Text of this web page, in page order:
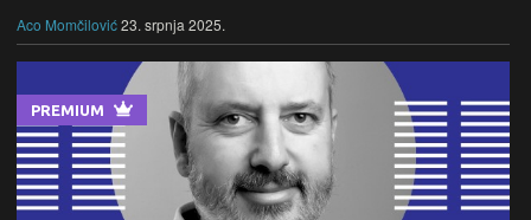
Aco Momčilović23. srpnja 2025.
PREMIUM